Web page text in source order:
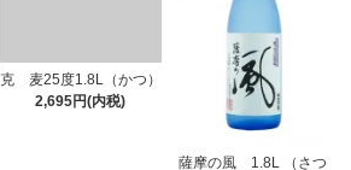
克 麦25度1.8L（かつ）
2,695円(内税)
薩摩の風 1.8L （さつ